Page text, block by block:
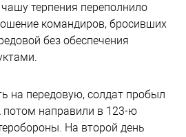
терпения переполнило
командиров, бросивших
без обеспечения
на передовую, солдат пробыл
потом направили в 123-ю
На второй день